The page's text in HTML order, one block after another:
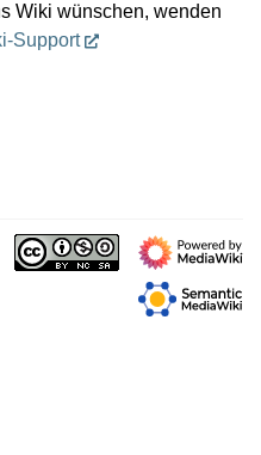
Wiki wünschen, wenden
Support